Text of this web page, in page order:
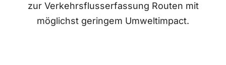
zur Verkehrsflusserfassung Routen mit
möglichst geringem Umweltimpact.